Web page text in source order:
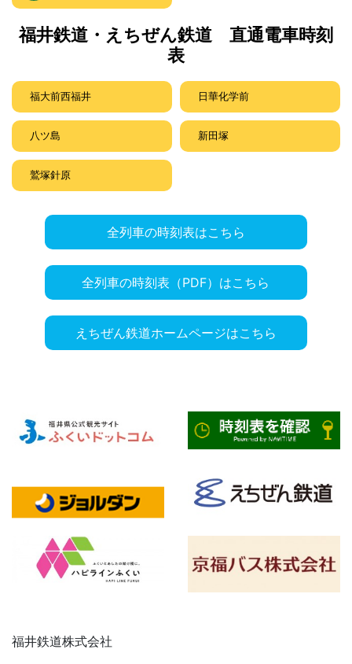
福井鉄道・えちぜん鉄道 直通電車時刻
表
福大前西福井 日華化学前
八ツ島 新田塚
鷲塚針原
全列車の時刻表はこちら
全列車の時刻表（PDF）はこちら
えちぜん鉄道ホームページはこちら
福井鉄道株式会社